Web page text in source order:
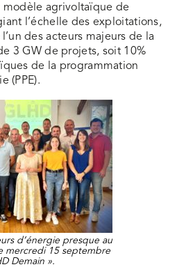
modèle agrivoltaïque de
l’échelle des exploitations,
des acteurs majeurs de la
3 GW de projets, soit 10%
de la programmation
(PPE).
d’énergie presque au
mercredi 15 septembre
Demain ».